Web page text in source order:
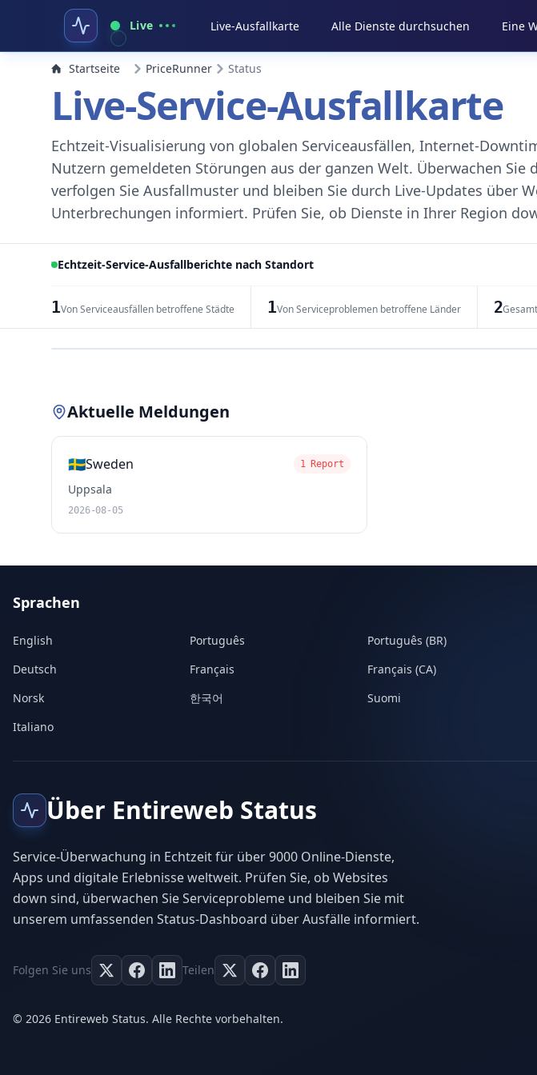
Live Live-Ausfallkarte Alle Dienste durchsuchen Eine
Startseite PriceRunner Status
Live-Service-Ausfallkarte
Echtzeit-Visualisierung von globalen Serviceausfällen, Internet-
Nutzern gemeldeten Störungen aus der ganzen Welt. Überwachen Sie
verfolgen Sie Ausfallmuster und bleiben Sie durch Live-Updates über
Unterbrechungen informiert. Prüfen Sie, ob Dienste in Ihrer Region
Echtzeit-Service-Ausfallberichte nach Standort
1Von Serviceausfällen betroffene Städte 1Von Serviceproblemen betroffene Länder 2
Aktuelle Meldungen
🇸🇪Sweden 1 Report
Uppsala
2026-08-05
Sprachen
English Português Português (BR)
Deutsch
Français Français (CA)
Norsk
한국어 Suomi
Italiano
Über Entireweb Status
Service-Überwachung in Echtzeit für über 9000 Online-Dienste,
Apps und digitale Erlebnisse weltweit. Prüfen Sie, ob Websites
down sind, überwachen Sie Serviceprobleme und bleiben Sie mit
unserem umfassenden Status-Dashboard über Ausfälle informiert.
Folgen Sie uns Teilen
© 2026 Entireweb Status. Alle Rechte vorbehalten.